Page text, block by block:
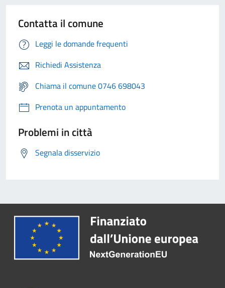
Contatta il comune
Leggi le domande frequenti
Richiedi Assistenza
Chiama il comune 0746 698043
Prenota un appuntamento
Problemi in città
Segnala disservizio